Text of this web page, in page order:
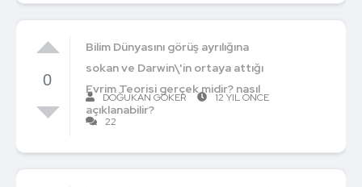
0
Bilim Dünyasını görüş ayrılığına
sokan ve Darwin\'in ortaya attığı
Evrim Teorisi gerçek midir? nasıl
açıklanabilir?
DOĞUKAN GÖKER
12 YIL ÖNCE
22